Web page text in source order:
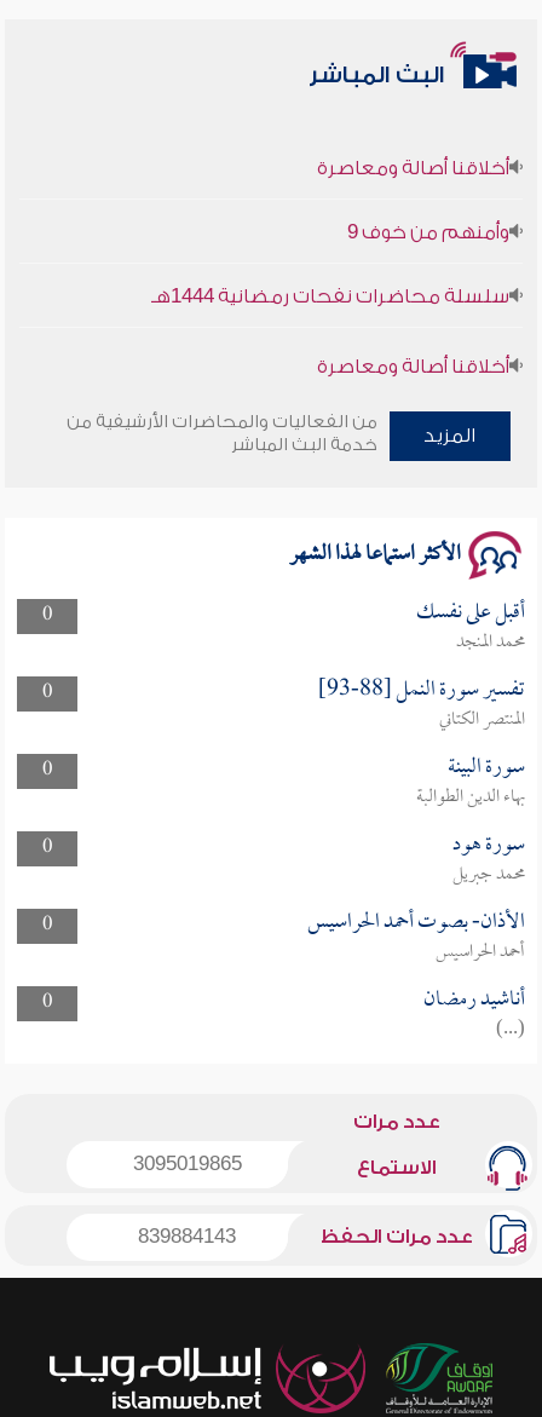
البث المباشر
أخلاقنا أصالة ومعاصرة
وأمنهم من خوف 9
أخلاقنا أصالة ومعاصرة
وأمنهم من خوف 9
المزيد
من الفعاليات والمحاضرات الأرشيفية من
خدمة البث المباشر
الأكثر استماعا لهذا الشهر
0 أقبل على نفسك
محمد المنجد
0
تفسير سورة النمل [88-93]
المنتصر الكتاني
0
سورة البينة
بهاء الدين الطوالبة
0
سورة هود
محمد جبريل
0
الأذان- بصوت أحمد الحراسيس
أحمد الحراسيس
0
أناشيد رمضان
(...)
عدد مرات
الاستماع 3095019865
عدد مرات الحفظ 839884143